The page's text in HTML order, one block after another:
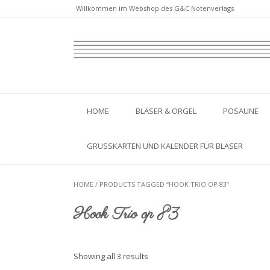
Willkommen im Webshop des G&C Notenverlags
HOME BLÄSER & ORGEL POSAUNE
GRUSSKARTEN UND KALENDER FÜR BLÄSER
HOME / PRODUCTS TAGGED “HOOK TRIO OP 83”
Hook Trio op 83
Showing all 3 results